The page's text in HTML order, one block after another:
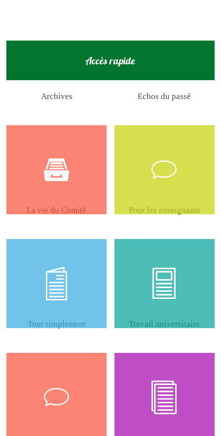
Accès rapide
Archives Echos du passé
La vie du Comité Pour les enseignants
Tout simplement Travail universitaire